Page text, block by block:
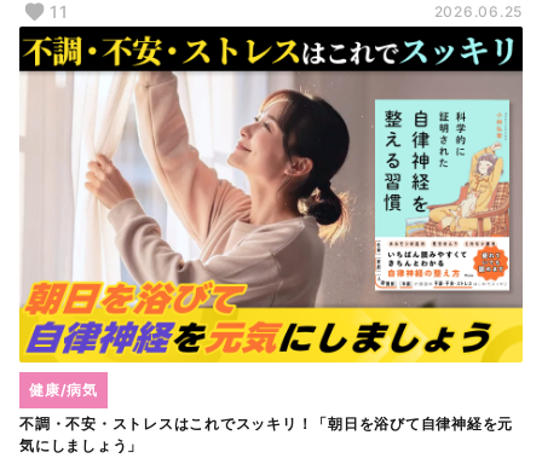
11 2026.06.25
不調・不安・ストレスはこれでスッキリ！「朝日を浴びて自律神経を元
気にしましょう」
健康/病気